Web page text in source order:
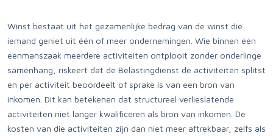
Winst bestaat uit het gezamenlijke bedrag van de winst die
iemand geniet uit één of meer ondernemingen. Wie binnen één
eenmanszaak meerdere activiteiten ontplooit zonder onderlinge
samenhang, riskeert dat de Belastingdienst de activiteiten splitst
en per activiteit beoordeelt of sprake is van een bron van
inkomen. Dit kan betekenen dat structureel verlieslatende
activiteiten niet langer kwalificeren als bron van inkomen. De
kosten van die activiteiten zijn dan niet meer aftrekbaar, zelfs als